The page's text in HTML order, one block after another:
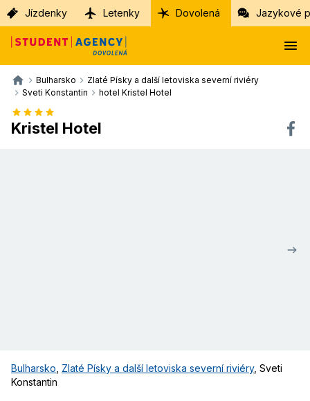
Jízdenky Letenky Dovolená Jazykové
Bulharsko
Zlaté Písky a další letoviska severní riviéry
Sveti Konstantin
hotel Kristel Hotel
Kristel Hotel
Bulharsko Zlaté Písky a další letoviska severní riviéry, Sveti
Konstantin